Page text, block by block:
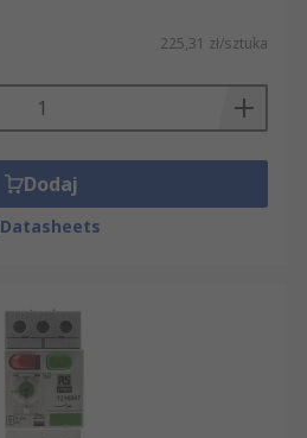
225,31 zł/sztuka
Dodaj
Datasheets